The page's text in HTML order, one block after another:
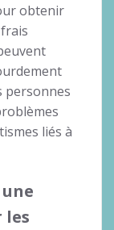
obtenir
personnes
liés à
les